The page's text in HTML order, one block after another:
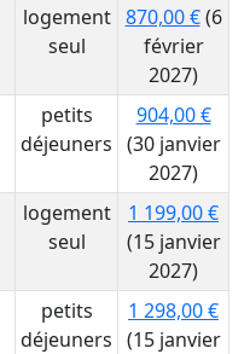
logement
seul
870,00 €(6
février
2027)
petits
déjeuners
904,00 €
(30 janvier
2027)
logement
seul
1 199,00 €
(15 janvier
2027)
petits
déjeuners
1 298,00 €
(15 janvier